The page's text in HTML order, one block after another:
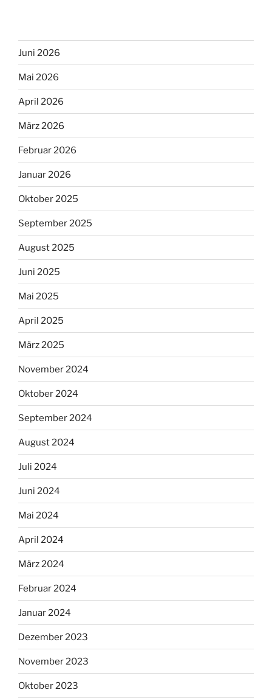
Juni 2026
Mai 2026
April 2026
März 2026
Februar 2026
Januar 2026
Oktober 2025
September 2025
August 2025
Juni 2025
Mai 2025
April 2025
März 2025
November 2024
Oktober 2024
September 2024
August 2024
Juli 2024
Juni 2024
Mai 2024
April 2024
März 2024
Februar 2024
Januar 2024
Dezember 2023
November 2023
Oktober 2023